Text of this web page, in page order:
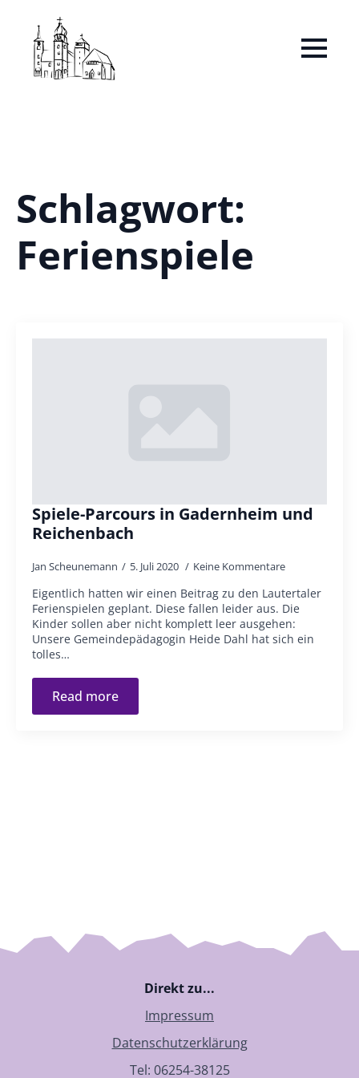
Schlagwort:
Ferienspiele
Spiele-Parcours in Gadernheim und
Reichenbach
Jan Scheunemann 5. Juli 2020 Keine Kommentare
Eigentlich hatten wir einen Beitrag zu den Lautertaler
Ferienspielen geplant. Diese fallen leider aus. Die
Kinder sollen aber nicht komplett leer ausgehen:
Unsere Gemeindepädagogin Heide Dahl hat sich ein
tolles…
Read more
Direkt zu...
Impressum
Datenschutzerklärung
Tel: 06254-38125